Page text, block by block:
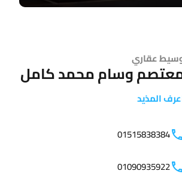
عقاري
وسام محمد كامل
المذيد
01515838384
01090935922